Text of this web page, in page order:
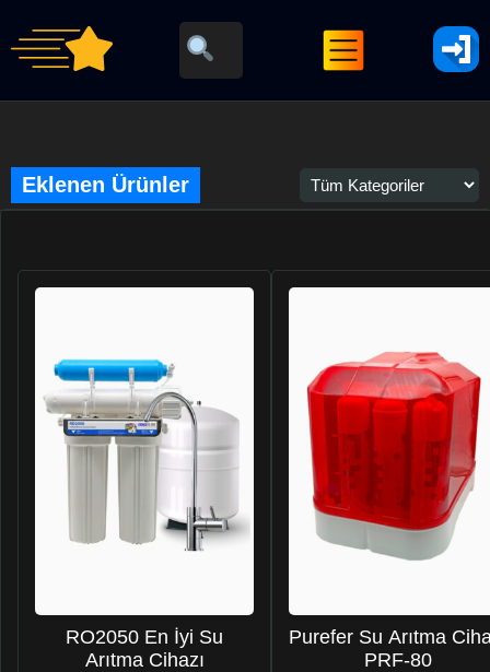
Eklenen Ürünler
RO2050 En İyi Su
Arıtma Cihazı
Purefer Su Arıtma
PRF-80